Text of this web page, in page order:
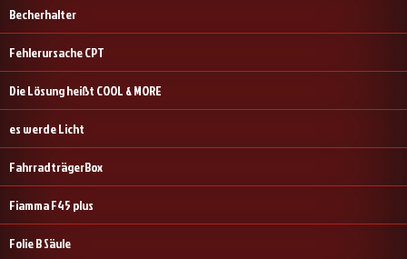
Becherhalter
Fehlerursache CPT
Die Lösung heißt COOL & MORE
es werde Licht
FahrradträgerBox
Fiamma F45 plus
Folie B Säule